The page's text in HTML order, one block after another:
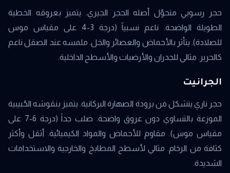
حجر رسوبي متحوّل أصله الحجر الجيري. يتميز بعروقه الخطية
الطويلة الواضحة. ناعم نسبياً (درجة 3-4 على مقياس موس
للصلادة). يتأثر بالأحماض والعصائر والخل. ملمسه عند الصقل ناعم
كالحرير. مثالي للجدران والأرضيات والأسطح الداخلية.
الجرانيت
حجر ناري يتشكل من برودة الصهارة البركانية. يتميز بنقوشه الحُبيبية
الموزعة بالتساوي دون عروق واضحة. صلب جداً (درجة 6-7 على
مقياس موس). مقاوم للأحماض والمواد الكيميائية. أثقل وأكثر
كثافة من الرخام. مثالي لأسطح المطابخ والخارجية والاستخدامات
الشديدة.